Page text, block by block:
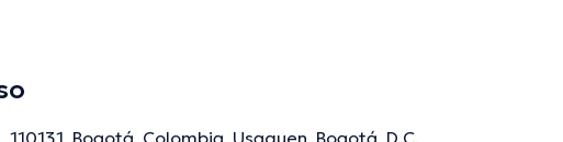
puede hablar en Español.